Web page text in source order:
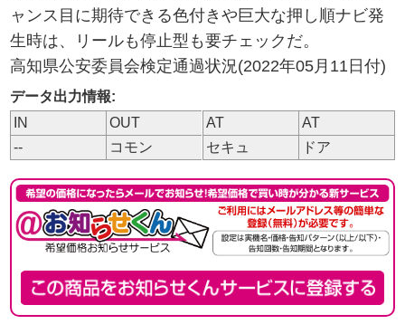
ャンス目に期待できる色付きや巨大な押し順ナビ発
生時は、リールも停止型も要チェックだ。
高知県公安委員会検定通過状況(2022年05月11日付)
データ出力情報:
IN
OUT AT
AT
--
コモン セキュ ドア